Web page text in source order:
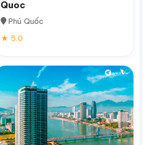
Quoc
Phú Quốc
★ 5.0